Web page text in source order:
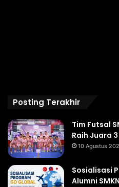
Posting Terakhir
Tim Futsal
Raih Juara
10 Agustus
Sosialisasi
Alumni